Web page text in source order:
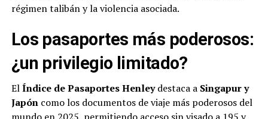
régimen talibán y la violencia asociada.
Los pasaportes más poderosos:
¿un privilegio limitado?
ElÍndice de Pasaportes Henleydestaca a Singapur y
Japóncomo los documentos de viaje más poderosos del